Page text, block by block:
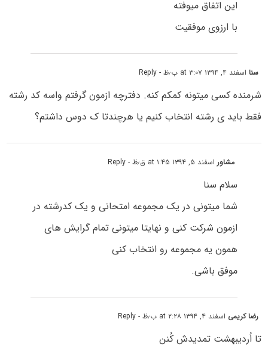
این اتفاق میوفته
با ارزوی موفقیت
سنااسفند ۴, ۱۳۹۴ at ۳:۰۷ ب٫ظ - Reply
شرمنده کسی میتونه کمکم کنه. دفترچه ازمون گرفتم واسه کد رشته
فقط باید ی رشته انتخاب کنیم یا هرچندتا ک دوس داشتم؟
مشاوراسفند ۵, ۱۳۹۴ at ۱:۴۵ ق٫ظ - Reply
سلام سنا
شما میتونی در یک مجموعه امتحانی و یک کدرشته در
ازمون شرکت کنی و نهایتا میتونی تمام گرایش های
همون یه مجموعه رو انتخاب کنی
موفق باشی.
رضا کریمی اسفند ۴, ۱۳۹۴ at ۲:۲۸ ب٫ظ - Reply
تا اُردیبهشت تمدیدش کُنن